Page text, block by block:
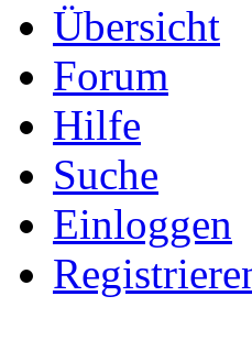
Übersicht
Forum
Hilfe
Suche
Einloggen